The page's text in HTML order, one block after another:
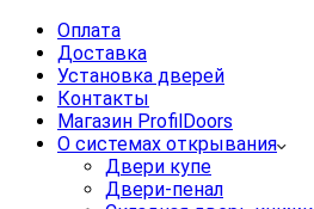
Оплата
Доставка
Установка дверей
Контакты
Магазин ProfilDoors
О системах открывания
Двери купе
Двери-пенал